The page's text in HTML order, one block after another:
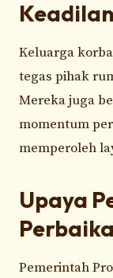
Keadilan
Keluarga
tegas pihak
Mereka juga
momentum
memperoleh
Upaya
Pemerintah